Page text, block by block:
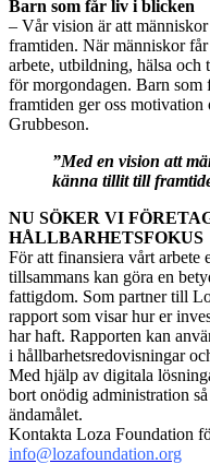
Barn som får liv i blicken
– Vår vision är att
framtiden. När människor
arbete, utbildning, hälsa och
för morgondagen. Barn
framtiden ger oss motivation
Grubbeson.
”Med en vision att
känna tillit till
NU SÖKER VI
HÅLLBARHETSFOKUS
För att finansiera vårt arbete
tillsammans kan göra en
fattigdom. Som partner till
rapport som visar hur er
har haft. Rapporten kan
i hållbarhetsredovisningar
Med hjälp av digitala
bort onödig administration
ändamålet.
Kontakta Loza Foundation
info@lozafoundation.org